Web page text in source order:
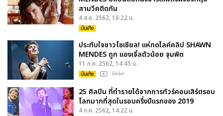
สามวีคติดกัน
4 ส.ค. 2562, 16:22 น.
บันเทิง
ประทับใจชาวโซเชียล! แห่กดไลค์คลิป SHAWN
MENDES ถูก แองเจิ้ลตัวน้อย จุมพิต
11 ก.ค. 2562, 14:45 น.
บันเทิง : มีคลิป
25 ศิลปิน ที่ทำรายได้จากการทัวร์คอนเสิร์ตรอบ
โลกมากที่สุดในรอบครึ่งปีแรกของ 2019
4 ก.ค. 2562, 14:22 น.